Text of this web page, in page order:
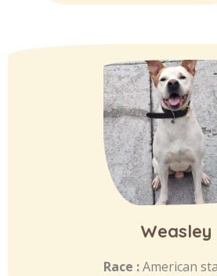
Weasley
Race :American